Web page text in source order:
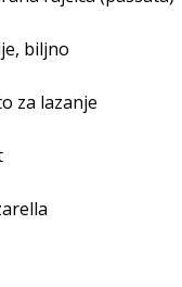
biljno
za lazanje